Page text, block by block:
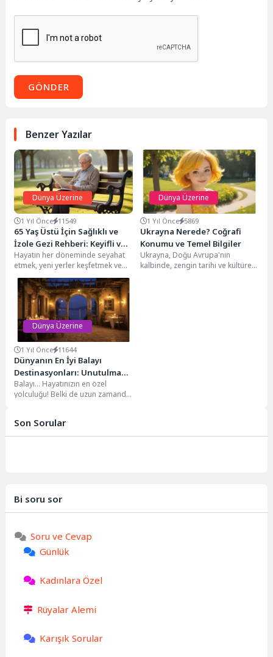
GÖNDER
Benzer Yazılar
Dünya Üzerine
1 Yıl Önce 11549
65 Yaş Üstü İçin Sağlıklı ve
İzole Gezi Rehberi: Keyifli ve
Güvenli Seyahat İpuçları
Hayatın her döneminde seyahat
etmek, yeni yerler keşfetmek ve
farklı kültürleri deneyimlemek
insanı zenginleştirir. Ancak...
Dünya Üzerine
1 Yıl Önce 5869
Ukrayna Nerede? Coğrafi
Konumu ve Temel Bilgiler
Ukrayna, Doğu Avrupa'nın
kalbinde, zengin tarihi ve kültürel
Dünya Üzerine
1 Yıl Önce 11644
Dünyanın En İyi Balayı
Destinasyonları: Unutulmaz
Anılar Biriktirin
Balayı... Hayatınızın en özel
yolculuğu! Belki de uzun zamandır
Son Sorular
Bi soru sor
Soru ve Cevap
Günlük
Kadınlara Özel
Rüyalar Alemi
Karışık Sorular